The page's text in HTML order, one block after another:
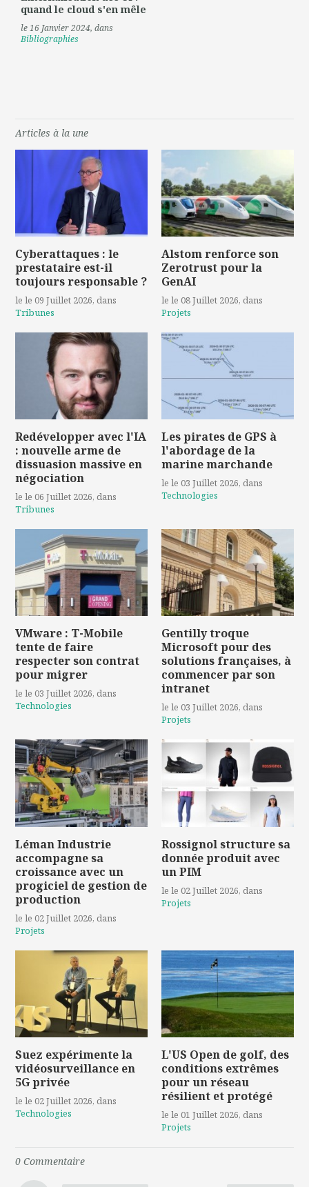
quand le cloud s'en mêle
le 16 Janvier 2024, dans
Bibliographies
Articles à la une
Cyberattaques : le
prestataire est-il
toujours responsable ?
le le 09 Juillet 2026, dans
Tribunes
Alstom renforce son
Zerotrust pour la
GenAI
le le 08 Juillet 2026, dans
Projets
Redévelopper avec l'IA
: nouvelle arme de
dissuasion massive en
négociation
le le 06 Juillet 2026, dans
Tribunes
Les pirates de GPS à
l'abordage de la
marine marchande
le le 03 Juillet 2026, dans
Technologies
VMware : T-Mobile
tente de faire
respecter son contrat
pour migrer
le le 03 Juillet 2026, dans
Technologies
Gentilly troque
Microsoft pour des
solutions françaises, à
commencer par son
intranet
le le 03 Juillet 2026, dans
Projets
Léman Industrie
accompagne sa
croissance avec un
progiciel de gestion de
production
le le 02 Juillet 2026, dans
Projets
Rossignol structure sa
donnée produit avec
un PIM
le le 02 Juillet 2026, dans
Projets
Suez expérimente la
vidéosurveillance en
5G privée
le le 02 Juillet 2026, dans
Technologies
L'US Open de golf, des
conditions extrêmes
pour un réseau
résilient et protégé
le le 01 Juillet 2026, dans
Projets
0 Commentaire